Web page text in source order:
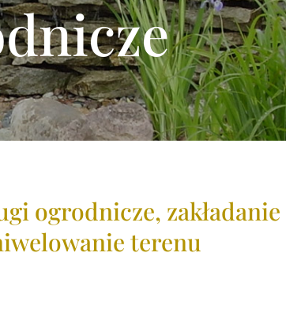
ogrodnicze, zakładanie
terenu